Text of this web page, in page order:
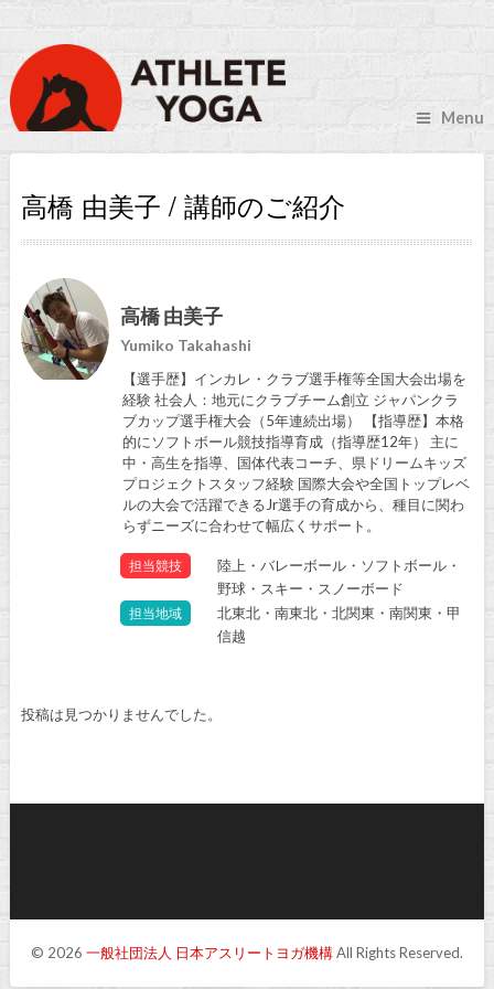
Menu
高橋 由美子 / 講師のご紹介
高橋 由美子
Yumiko Takahashi
【選手歴】インカレ・クラブ選手権等全国大会出場を
経験 社会人：地元にクラブチーム創立 ジャパンクラ
ブカップ選手権大会（5年連続出場） 【指導歴】本格
的にソフトボール競技指導育成（指導歴12年） 主に
中・高生を指導、国体代表コーチ、県ドリームキッズ
プロジェクトスタッフ経験 国際大会や全国トップレベ
ルの大会で活躍できるJr選手の育成から、種目に関わ
らずニーズに合わせて幅広くサポート。
担当競技
陸上・バレーボール・ソフトボール・
野球・スキー・スノーボード
担当地域
北東北・南東北・北関東・南関東・甲
信越
投稿は見つかりませんでした。
© 2026 一般社団法人 日本アスリートヨガ機構All Rights Reserved.